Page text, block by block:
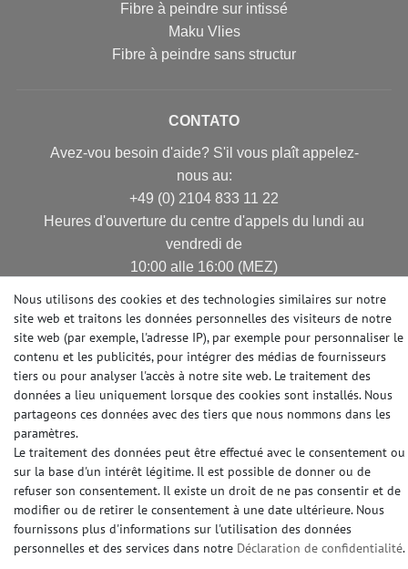
Fibre à peindre sur intissé
Maku Vlies
Fibre à peindre sans structur
CONTATO
Avez-vou besoin d'aide? S'il vous plaît appelez-
nous au:
+49 (0) 2104 833 11 22
Heures d'ouverture du centre d'appels du lundi au
vendredi de
10:00 alle 16:00 (MEZ)
MODES DE PAIEMENT
DES MÉDIAS SOCIAUX
Nous utilisons des cookies et des technologies similaires sur notre
site web et traitons les données personnelles des visiteurs de notre
site web (par exemple, l'adresse IP), par exemple pour personnaliser le
contenu et les publicités, pour intégrer des médias de fournisseurs
tiers ou pour analyser l'accès à notre site web. Le traitement des
données a lieu uniquement lorsque des cookies sont installés. Nous
partageons ces données avec des tiers que nous nommons dans les
paramètres.
Le traitement des données peut être effectué avec le consentement ou
sur la base d'un intérêt légitime. Il est possible de donner ou de
refuser son consentement. Il existe un droit de ne pas consentir et de
modifier ou de retirer le consentement à une date ultérieure. Nous
fournissons plus d'informations sur l'utilisation des données
personnelles et des services dans notre Déclaration de confidentialité.